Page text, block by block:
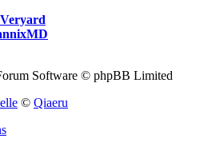
Software © phpBB Limited
© Qiaeru